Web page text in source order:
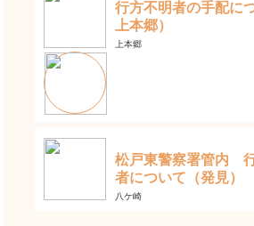
行方不明者の手配に
上本郷）
上本郷
松戸東警察署管内
者について（発見）
八ケ崎